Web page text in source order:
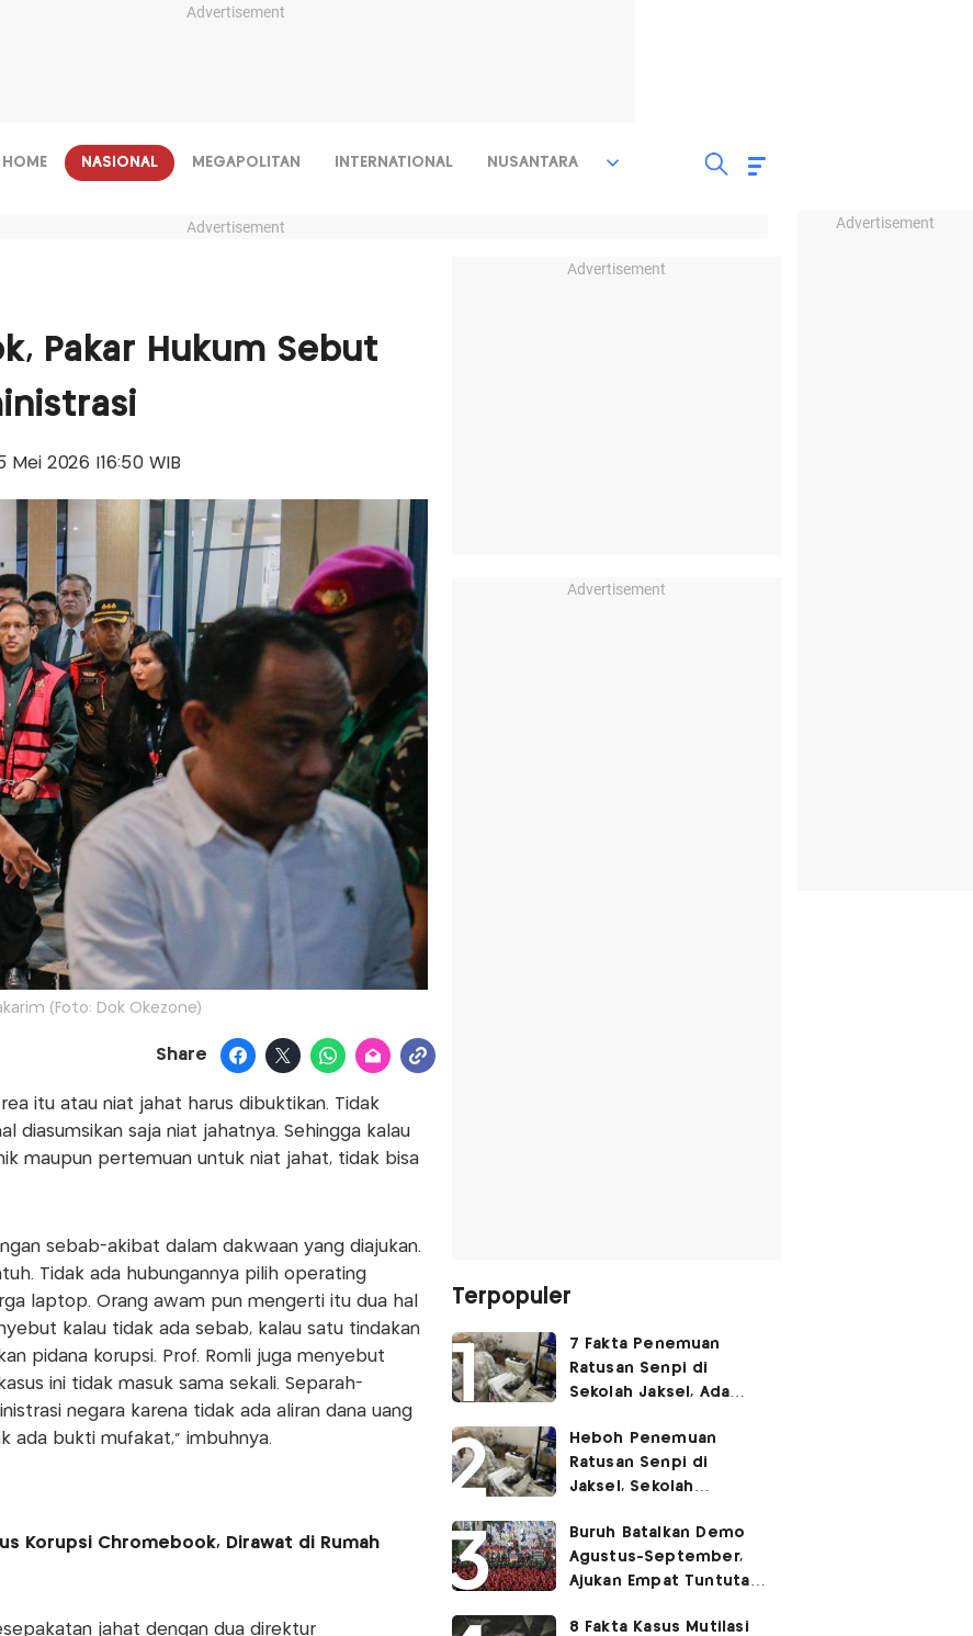
Advertisement
Advertisement
HOME NASIONAL MEGAPOLITAN INTERNATIONAL NUSANTARA
Advertisement
Pakar Hukum Sebut
Mei 2026 |16:50 WIB
(Foto: Dok Okezone)
Share
itu atau niat jahat harus dibuktikan. Tidak
diasumsikan saja niat jahatnya. Sehingga kalau
maupun pertemuan untuk niat jahat, tidak bisa
sebab-akibat dalam dakwaan yang diajukan.
Tidak ada hubungannya pilih operating
laptop. Orang awam pun mengerti itu dua hal
kalau tidak ada sebab, kalau satu tindakan
pidana korupsi. Prof. Romli juga menyebut
ini tidak masuk sama sekali. Separah-
negara karena tidak ada aliran dana uang
ada bukti mufakat,” imbuhnya.
Korupsi Chromebook, Dirawat di Rumah
jahat dengan dua direktur
Advertisement
Advertisement
Terpopuler
7 Fakta Penemuan
Ratusan Senpi di
Sekolah Jaksel, Ada
Ruang Bunker
Heboh Penemuan
Ratusan Senpi di
Jaksel, Sekolah
Kegiatan Eskul
Menembak
Buruh Batalkan Demo
Agustus-September,
Ajukan Empat Tuntutan
8 Fakta Kasus Mutilasi